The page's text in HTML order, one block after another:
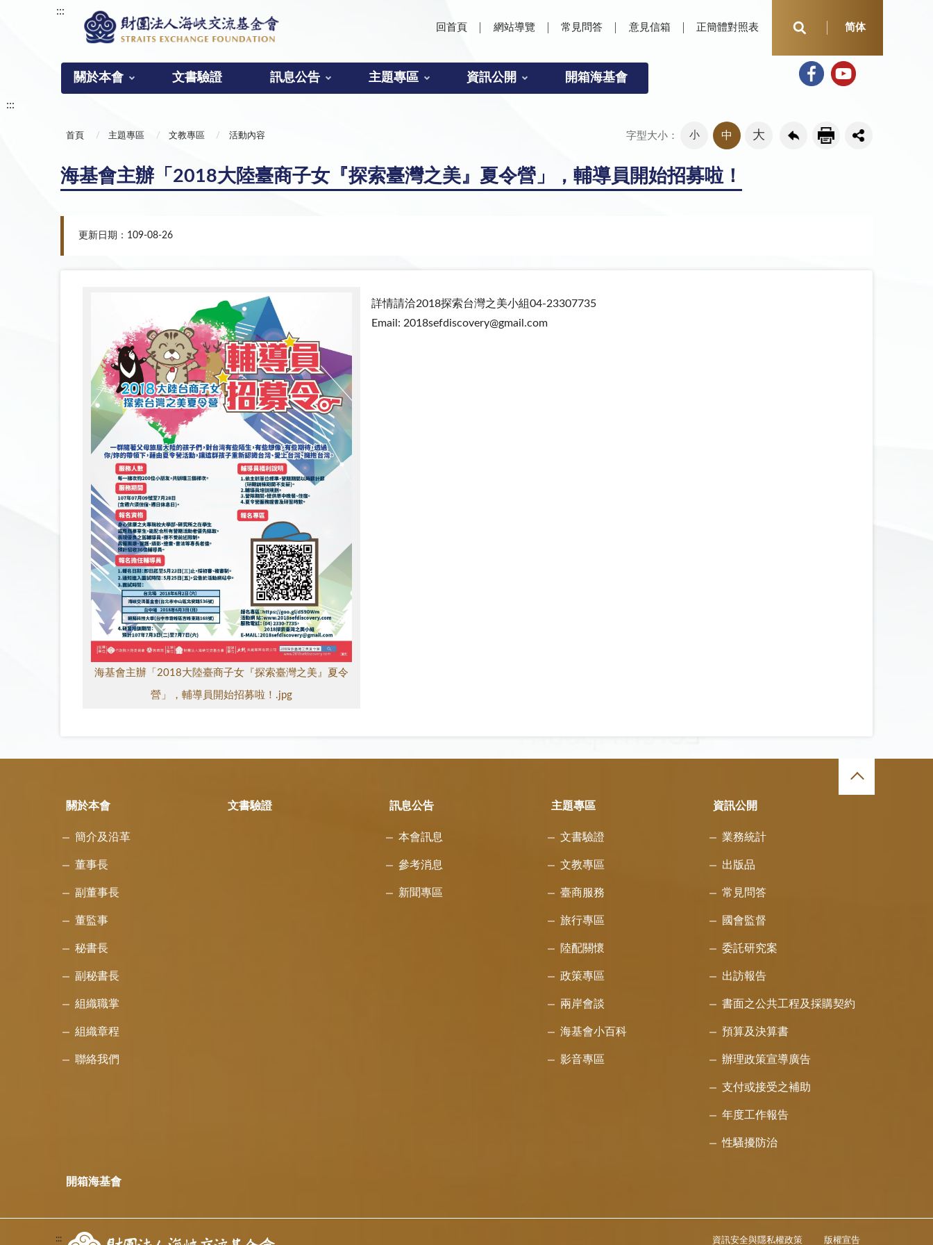
:::
回首頁 網站導覽 常見問答 意見信箱 正簡體對照表 简体
關於本會 文書驗證 訊息公告 主題專區 資訊公開 開箱海基會
:::
首頁 主題專區 文教專區 活動內容 字型大小： 小 中 大
海基會主辦「2018大陸臺商子女『探索臺灣之美』夏令營」，輔導員開始招募啦！
更新日期：109-08-26
海基會主辦「2018大陸臺商子女『探索臺灣之美』夏令
營」，輔導員開始招募啦！.jpg
詳情請洽2018探索台灣之美小組04-23307735
Email: 2018sefdiscovery@gmail.com
關於本會
簡介及沿革
董事長
副董事長
董監事
秘書長
副秘書長
組織職掌
組織章程
聯絡我們
文書驗證 訊息公告
本會訊息
參考消息
新聞專區
主題專區
文書驗證
文教專區
臺商服務
旅行專區
陸配關懷
政策專區
兩岸會談
海基會小百科
影音專區
資訊公開
業務統計
出版品
常見問答
國會監督
委託研究案
出訪報告
書面之公共工程及採購契約
預算及決算書
辦理政策宣導廣告
支付或接受之補助
年度工作報告
性騷擾防治
開箱海基會
::: 資訊安全與隱私權政策 版權宣告